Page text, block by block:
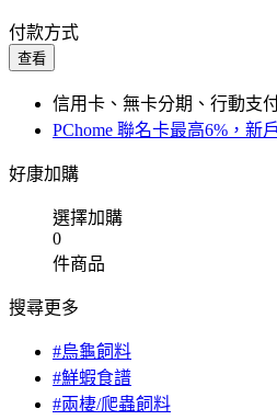
付款方式
查看
信用卡、無卡分期、行動支
PChome 聯名卡最高6%，新
好康加購
選擇加購
0
件商品
搜尋更多
#烏龜飼料
#鮮蝦食譜
#兩棲/爬蟲飼料